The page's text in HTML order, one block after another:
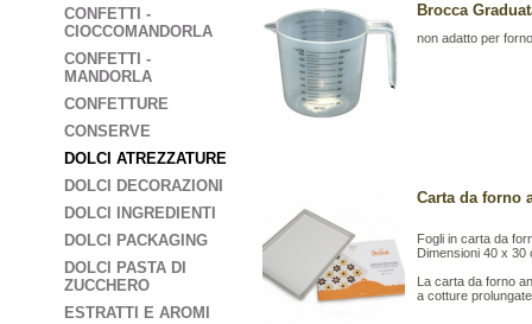
CONFETTI -
CIOCCOMANDORLA
CONFETTI -
MANDORLA
CONFETTURE
CONSERVE
DOLCI ATREZZATURE
DOLCI DECORAZIONI
DOLCI INGREDIENTI
DOLCI PACKAGING
DOLCI PASTA DI
ZUCCHERO
ESTRATTI E AROMI
Brocca
non adatto per
Carta da forno
Fogli in carta da
Dimensioni 40 x 30
La carta da forno
a cotture